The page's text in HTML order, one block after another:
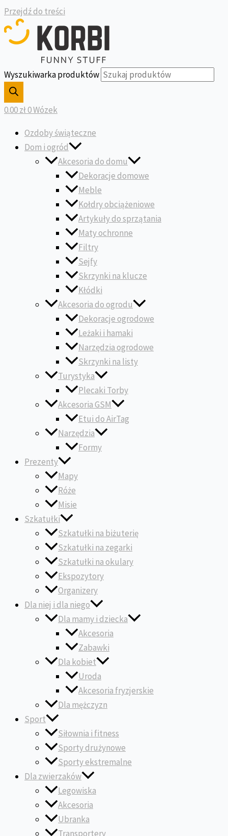
Przejdź do treści
Wyszukiwarka produktów
0.00zł0Wózek
Ozdoby świąteczne
Dom i ogród
Akcesoria do domu
Dekoracje domowe
Meble
Kołdry obciążeniowe
Artykuły do sprzątania
Maty ochronne
Filtry
Sejfy
Skrzynki na klucze
Kłódki
Akcesoria do ogrodu
Dekoracje ogrodowe
Leżaki i hamaki
Narzędzia ogrodowe
Skrzynki na listy
Turystyka
Plecaki Torby
Akcesoria GSM
Etui do AirTag
Narzędzia
Formy
Prezenty
Mapy
Róże
Misie
Szkatułki
Szkatułki na biżuterię
Szkatułki na zegarki
Szkatułki na okulary
Ekspozytory
Organizery
Dla niej i dla niego
Dla mamy i dziecka
Akcesoria
Zabawki
Dla kobiet
Uroda
Akcesoria fryzjerskie
Dla mężczyzn
Sport
Siłownia i fitness
Sporty drużynowe
Sporty ekstremalne
Dla zwierzaków
Legowiska
Akcesoria
Ubranka
Transportery